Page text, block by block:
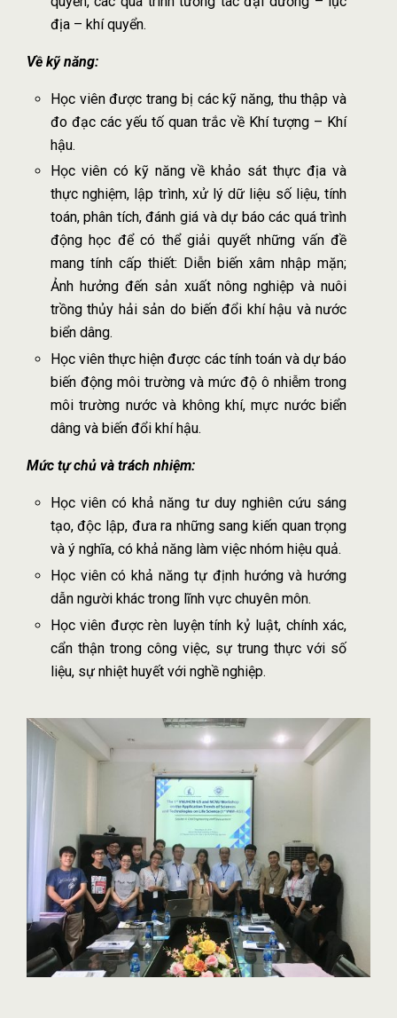
địa – khí quyển.
Về kỹ năng:
Học viên được trang bị các kỹ năng, thu thập và
đo đạc các yếu tố quan trắc về Khí tượng – Khí
hậu.
Học viên có kỹ năng về khảo sát thực địa và
thực nghiệm, lập trình, xử lý dữ liệu số liệu, tính
toán, phân tích, đánh giá và dự báo các quá trình
động học để có thể giải quyết những vấn đề
mang tính cấp thiết: Diễn biến xâm nhập mặn;
Ảnh hưởng đến sản xuất nông nghiệp và nuôi
trồng thủy hải sản do biến đổi khí hậu và nước
biển dâng.
Học viên thực hiện được các tính toán và dự báo
biến động môi trường và mức độ ô nhiễm trong
môi trường nước và không khí, mực nước biển
dâng và biến đổi khí hậu.
Mức tự chủ và trách nhiệm:
Học viên có khả năng tư duy nghiên cứu sáng
tạo, độc lập, đưa ra những sang kiến quan trọng
và ý nghĩa, có khả năng làm việc nhóm hiệu quả.
Học viên có khả năng tự định hướng và hướng
dẫn người khác trong lĩnh vực chuyên môn.
Học viên được rèn luyện tính kỷ luật, chính xác,
cẩn thận trong công việc, sự trung thực với số
liệu, sự nhiệt huyết với nghề nghiệp.